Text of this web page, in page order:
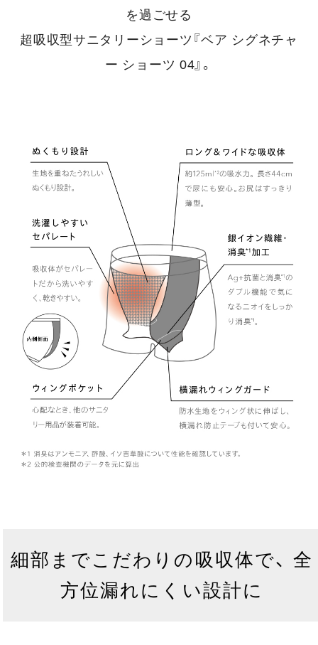
を過ごせる
超吸収型サニタリーショーツ『ベア シグネチャ
ー ショーツ 04』。
細部までこだわりの吸収体で、 全
方位漏れにくい設計に